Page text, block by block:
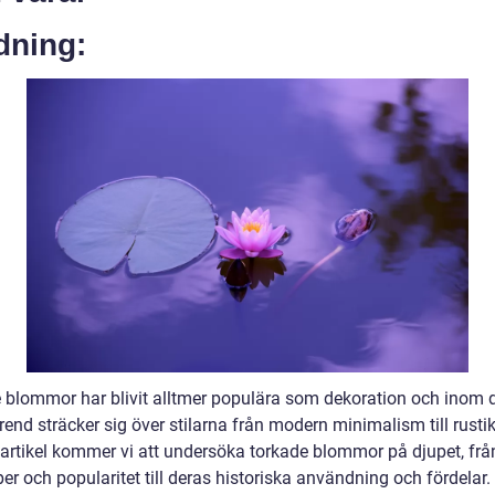
blommor har blivit alltmer populära som dekoration och inom
sträcker sig över stilarna från modern minimalism till
kommer vi att undersöka torkade blommor på djupet,
och popularitet till deras historiska användning och fördelar.